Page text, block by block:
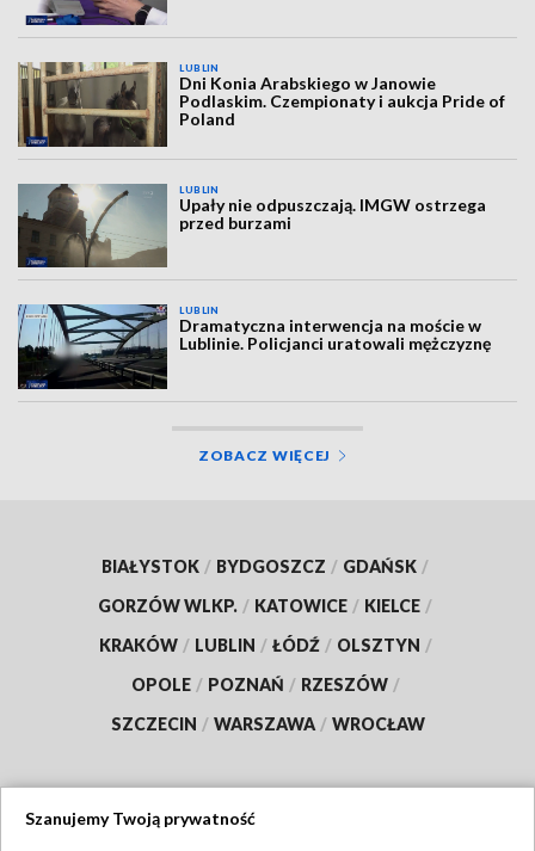
LUBLIN
Dni Konia Arabskiego w Janowie
Podlaskim. Czempionaty i aukcja Pride of
Poland
LUBLIN
Upały nie odpuszczają. IMGW ostrzega
przed burzami
LUBLIN
Dramatyczna interwencja na moście w
Lublinie. Policjanci uratowali mężczyznę
ZOBACZ WIĘCEJ
BIAŁYSTOK / BYDGOSZCZ / GDAŃSK /
GORZÓW WLKP. / KATOWICE / KIELCE /
KRAKÓW / LUBLIN / ŁÓDŹ / OLSZTYN /
OPOLE / POZNAŃ / RZESZÓW /
SZCZECIN / WARSZAWA / WROCŁAW
Szanujemy Twoją prywatność